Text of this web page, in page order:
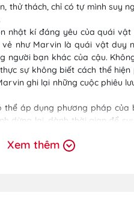
thách, chỉ có tự mình suy
nhật kí đáng yêu của quái
như Marvin là quái vật
bạn khác của cậu.
sự không biết cách thể
ghi lại những cuộc phiêu
áp dụng phương pháp
dừng lại, dành thời gian để
Xem thêm